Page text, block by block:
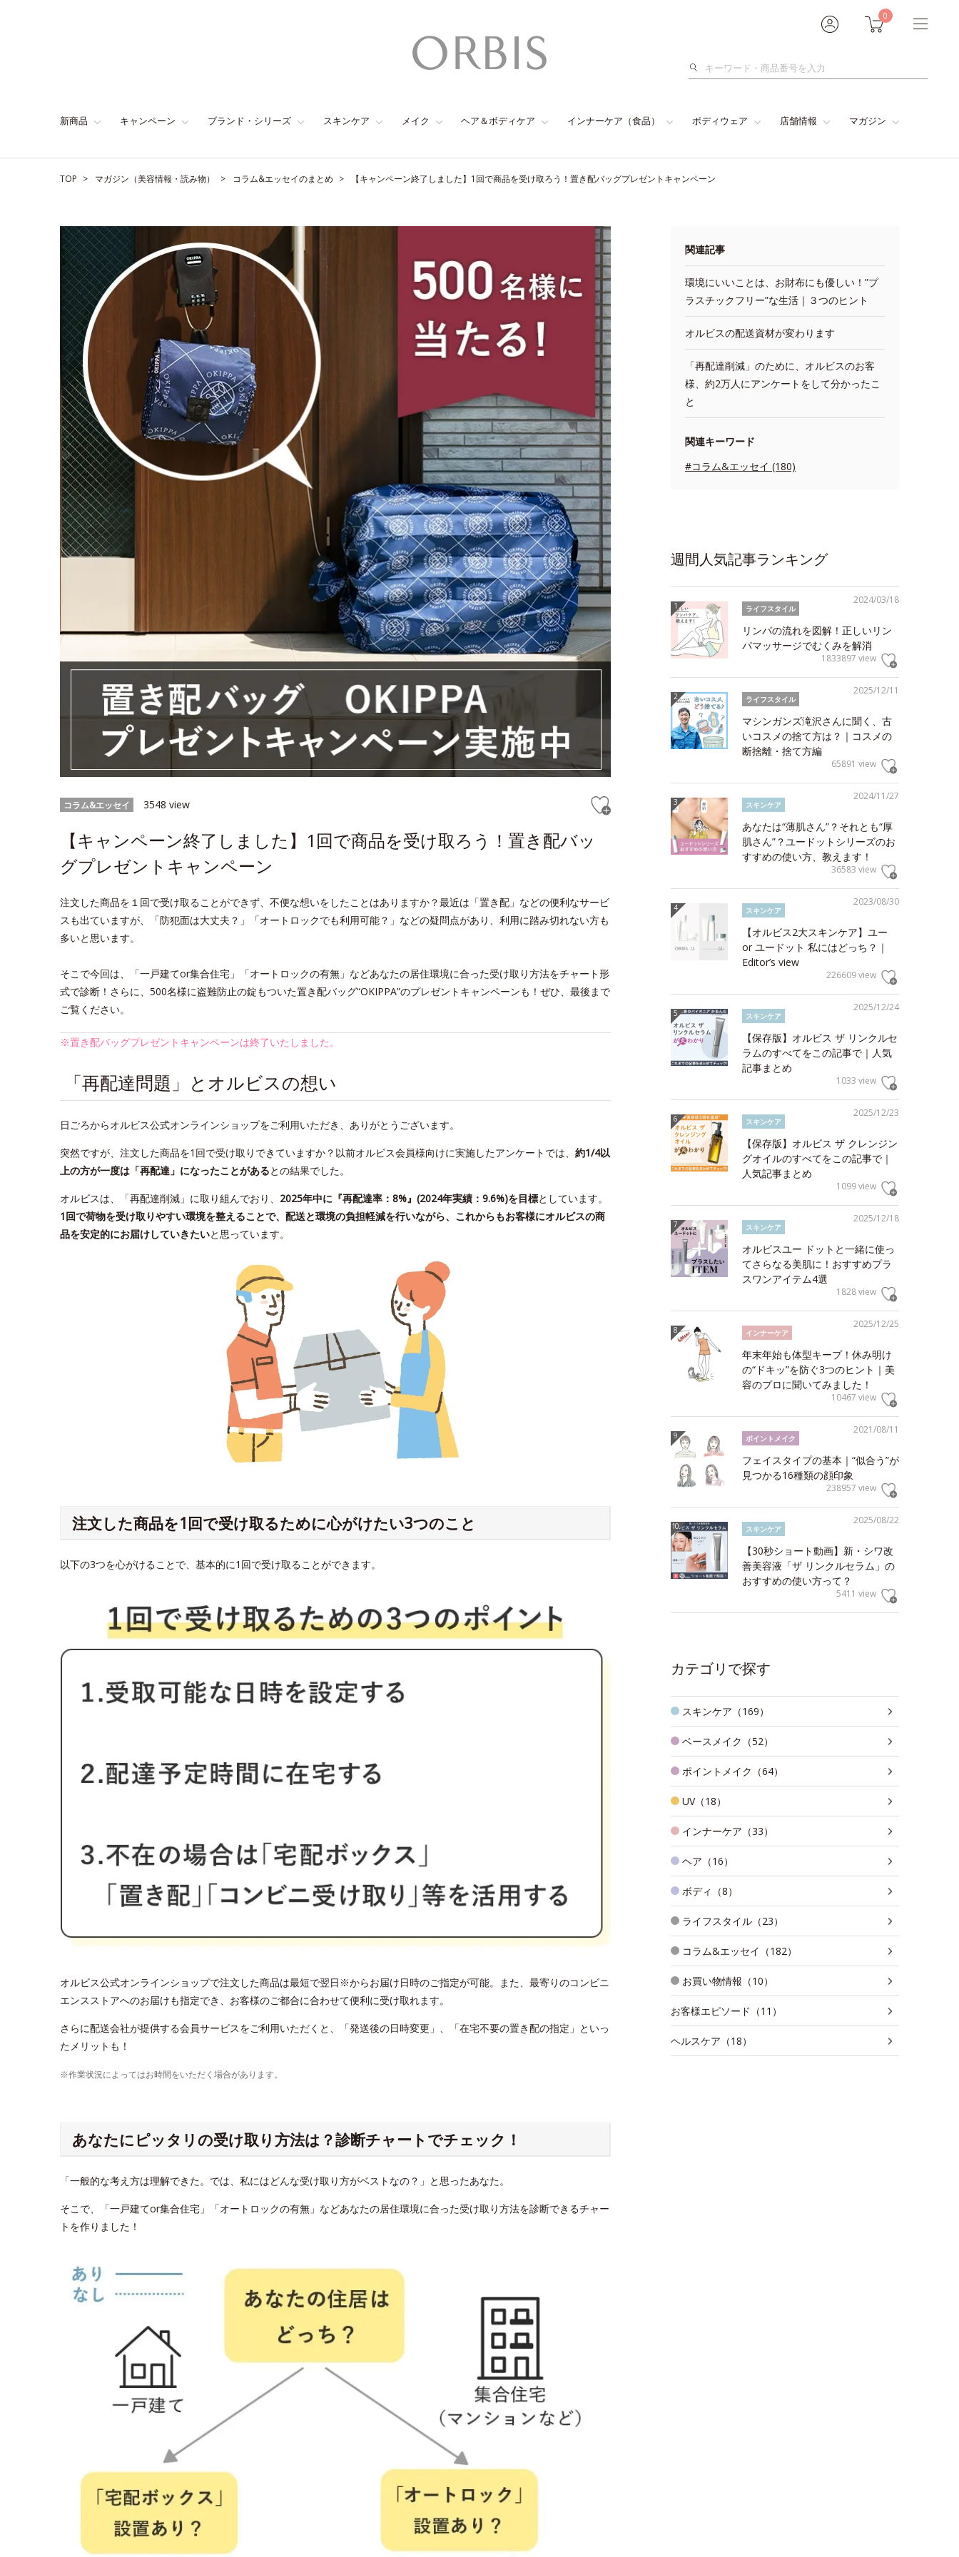
0
検
新商品 キャンペーン ブランド・シリーズ スキンケア メイク ヘア＆ボディケア インナーケア（食品） ボディウェア 店舗情報 マガジン
TOP マガジン（美容情報・読み物） コラム&エッセイのまとめ 【キャンペーン終了しました】1回で商品を受け取ろう！置き配バッグプレゼントキャンペーン
コラム&エッセイ 3548 view
【キャンペーン終了しました】1回で商品を受け取ろう！置き配バッ
グプレゼントキャンペーン
注文した商品を１回で受け取ることができず、不便な想いをしたことはありますか？最近は「置き配」などの便利なサービ
スも出ていますが、「防犯面は大丈夫？」「オートロックでも利用可能？」などの疑問点があり、利用に踏み切れない方も
多いと思います。
そこで今回は、「一戸建てor集合住宅」「オートロックの有無」などあなたの居住環境に合った受け取り方法をチャート形
式で診断！さらに、500名様に盗難防止の錠もついた置き配バッグ“OKIPPA”のプレゼントキャンペーンも！ぜひ、最後まで
ご覧ください。
※置き配バッグプレゼントキャンペーンは終了いたしました。
「再配達問題」とオルビスの想い
日ごろからオルビス公式オンラインショップをご利用いただき、ありがとうございます。
突然ですが、注文した商品を1回で受け取りできていますか？以前オルビス会員様向けに実施したアンケートでは、 約1/4以
上の方が一度は「再配達」になったことがあるとの結果でした。
オルビスは、「再配達削減」に取り組んでおり、 2025年中に『再配達率：8%』(2024年実績：9.6%)を目標としています。
1回で荷物を受け取りやすい環境を整えることで、配送と環境の負担軽減を行いながら、これからもお客様にオルビスの商
品を安定的にお届けしていきたいと思っています。
注文した商品を1回で受け取るために心がけたい3つのこと
以下の3つを心がけることで、基本的に1回で受け取ることができます。
オルビス公式オンラインショップで注文した商品は最短で翌日※からお届け日時のご指定が可能。また、最寄りのコンビニ
エンスストアへのお届けも指定でき、お客様のご都合に合わせて便利に受け取れます。
さらに配送会社が提供する会員サービスをご利用いただくと、「発送後の日時変更」、「在宅不要の置き配の指定」といっ
たメリットも！
※作業状況によってはお時間をいただく場合があります。
あなたにピッタリの受け取り方法は？診断チャートでチェック！
「一般的な考え方は理解できた。では、私にはどんな受け取り方がベストなの？」と思ったあなた。
そこで、「一戸建てor集合住宅」「オートロックの有無」などあなたの居住環境に合った受け取り方法を診断できるチャー
トを作りました！
関連記事
環境にいいことは、お財布にも優しい！”プ
ラスチックフリー”な生活｜３つのヒント
オルビスの配送資材が変わります
「再配達削減」のために、オルビスのお客
様、約2万人にアンケートをして分かったこ
と
関連キーワード
#コラム&エッセイ (180)
週間人気記事ランキング
2024/03/18
ライフスタイル
リンパの流れを図解！正しいリン
パマッサージでむくみを解消
1833897 view
2025/12/11
ライフスタイル
マシンガンズ滝沢さんに聞く、古
いコスメの捨て方は？｜コスメの
断捨離・捨て方編
65891 view
2024/11/27
スキンケア
あなたは“薄肌さん”？それとも“厚
肌さん”？ユードットシリーズのお
すすめの使い方、教えます！
36583 view
2023/08/30
スキンケア
【オルビス2大スキンケア】ユー
or ユードット 私にはどっち？｜
Editor’s view
226609 view
2025/12/24
スキンケア
【保存版】オルビス ザ リンクルセ
ラムのすべてをこの記事で｜人気
記事まとめ
1033 view
2025/12/23
スキンケア
【保存版】オルビス ザ クレンジン
グオイルのすべてをこの記事で｜
人気記事まとめ
1099 view
2025/12/18
スキンケア
オルビスユー ドットと一緒に使っ
てさらなる美肌に！おすすめプラ
スワンアイテム4選
1828 view
2025/12/25
インナーケア
年末年始も体型キープ！休み明け
の“ドキッ”を防ぐ3つのヒント｜美
容のプロに聞いてみました！
10467 view
2021/08/11
ポイントメイク
フェイスタイプの基本｜“似合う”が
見つかる16種類の顔印象
238957 view
2025/08/22
スキンケア
【30秒ショート動画】新・シワ改
善美容液「ザ リンクルセラム」の
おすすめの使い方って？
5411 view
カテゴリで探す
スキンケア（169）
ベースメイク（52）
ポイントメイク（64）
UV（18）
インナーケア（33）
ヘア（16）
ボディ（8）
ライフスタイル（23）
コラム&エッセイ（182）
お買い物情報（10）
お客様エピソード（11）
ヘルスケア（18）